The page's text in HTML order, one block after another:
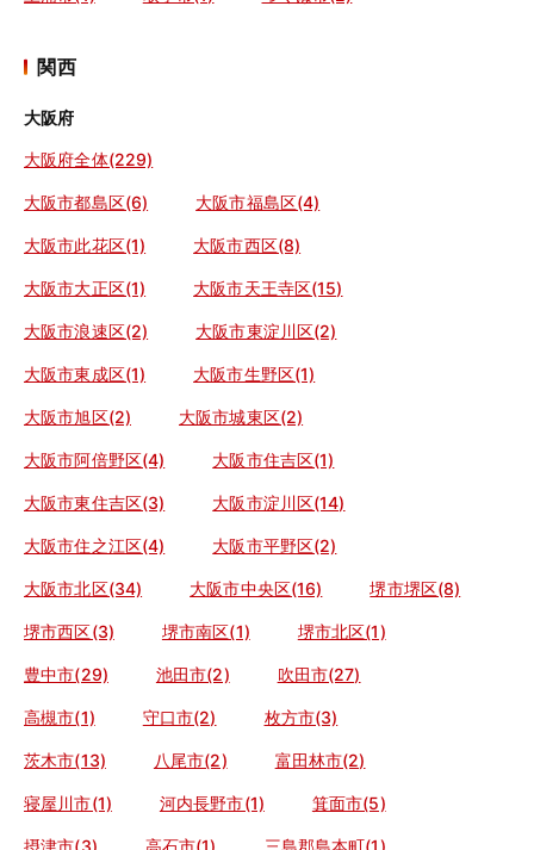
関西
大阪府
大阪府全体(229)
大阪市都島区(6) 大阪市福島区(4)
大阪市此花区(1) 大阪市西区(8)
大阪市大正区(1) 大阪市天王寺区(15)
大阪市浪速区(2) 大阪市東淀川区(2)
大阪市東成区(1) 大阪市生野区(1)
大阪市旭区(2) 大阪市城東区(2)
大阪市阿倍野区(4) 大阪市住吉区(1)
大阪市東住吉区(3) 大阪市淀川区(14)
大阪市住之江区(4) 大阪市平野区(2)
大阪市北区(34) 大阪市中央区(16) 堺市堺区(8)
堺市西区(3) 堺市南区(1) 堺市北区(1)
豊中市(29) 池田市(2) 吹田市(27)
高槻市(1) 守口市(2) 枚方市(3)
茨木市(13) 八尾市(2) 富田林市(2)
寝屋川市(1) 河内長野市(1) 箕面市(5)
摂津市(3) 高石市(1) 三島郡島本町(1)